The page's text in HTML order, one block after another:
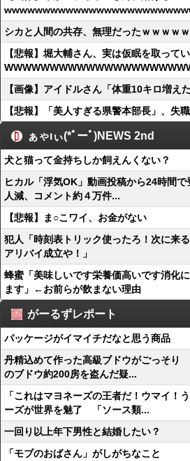
シカと人間の共存、無理だったｗｗｗｗ
【悲報】堀大輔さん、実は仮眠を取って
【画像】アイドルさん「体重10キロ増え
【悲報】「美人すぎる県警本部長」、失
ぁゃιぃ(*ﾟーﾟ)NEWS 2nd
犬と猫って金持ちしか飼えんくない？
ヒカル「浮気OK」動画投稿から24時間
人減、コメント約４万件...
【悲報】ま○こワイ、お金がない
犯人「時刻表トリック使ったろ！次に来
アリバイ成立や！」
蜂蜜「美味しいです栄養価高いです消化
ます」←お前らが飲まない理由
がーるずレポート
パッケージがイマイチだなと思う商品
丹精込めて作った高級ブドウがごっそり
のブドウ約200房を盗んだ疑...
「これはマヨネーズの王者だ！ウマイ！
ーズが世界を魅了 「ソース類...
一回り以上年下男性と結婚したい？
「モブのおばさん」がしがちなこと